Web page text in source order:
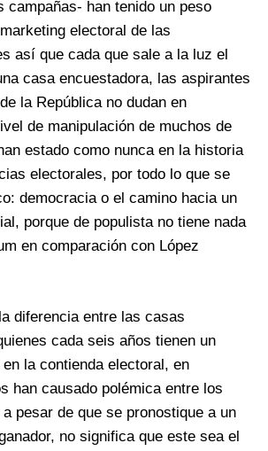
campañas- han tenido un peso
electoral de las
así que cada que sale a la luz el
casa encuestadora, las aspirantes
la República no dudan en
de manipulación de muchos de
estado como nunca en la historia
electorales, por todo lo que se
democracia o el camino hacia un
porque de populista no tiene nada
en comparación con López
diferencia entre las casas
cada seis años tienen un
la contienda electoral, en
han causado polémica entre los
pesar de que se pronostique a un
no significa que este sea el